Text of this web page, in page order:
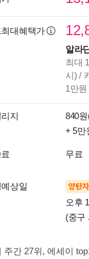
최대혜택가
알라
최대
시) /
1만
지 840
+ 5만
무료
상일 양탄
오후
(중구
주간 27위, 에세이